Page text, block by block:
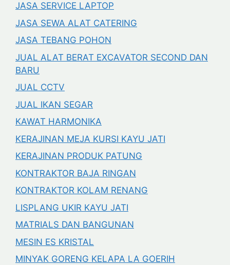
JASA SERVICE LAPTOP
JASA SEWA ALAT CATERING
JASA TEBANG POHON
JUAL ALAT BERAT EXCAVATOR SECOND DAN
BARU
JUAL CCTV
JUAL IKAN SEGAR
KAWAT HARMONIKA
KERAJINAN MEJA KURSI KAYU JATI
KERAJINAN PRODUK PATUNG
KONTRAKTOR BAJA RINGAN
KONTRAKTOR KOLAM RENANG
LISPLANG UKIR KAYU JATI
MATRIALS DAN BANGUNAN
MESIN ES KRISTAL
MINYAK GORENG KELAPA LA GOERIH